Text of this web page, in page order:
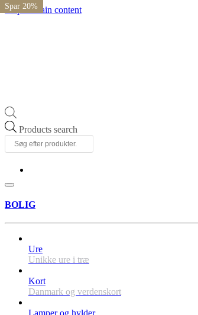
Skip to main content
Products search
BOLIG
Ure
Unikke ure i træ
Kort
Danmark og verdenskort
Spar 20%
Spar 20%
Spar 20%
Spar 20%